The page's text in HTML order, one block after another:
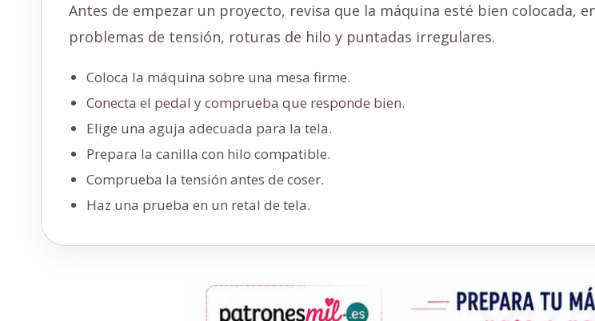
Antes de empezar un proyecto, revisa que la máquina esté bien colocada,
problemas de tensión, roturas de hilo y puntadas irregulares.
Coloca la máquina sobre una mesa firme.
Conecta el pedal y comprueba que responde bien.
Elige una aguja adecuada para la tela.
Prepara la canilla con hilo compatible.
Comprueba la tensión antes de coser.
Haz una prueba en un retal de tela.